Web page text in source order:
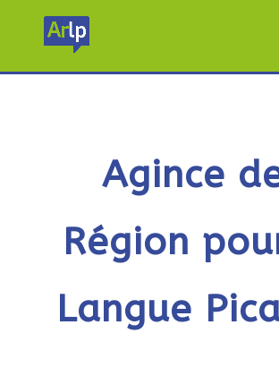
Agince
Région
Langue